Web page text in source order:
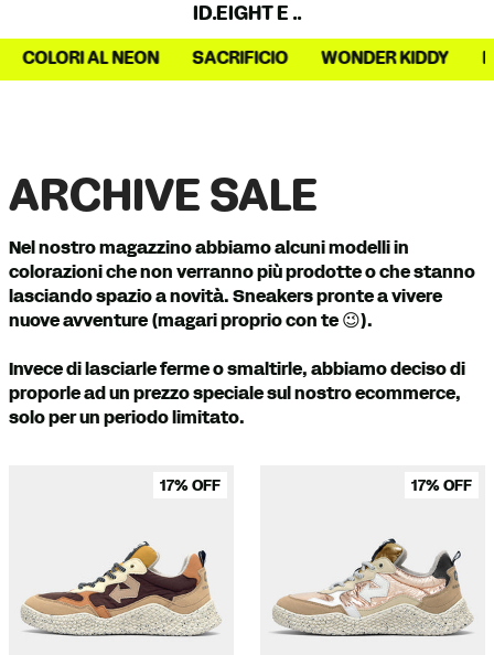
ID.EIGHT È ..
WONDER KIDDY IL 2019 IL SIMBOLO
ARCHIVE SALE
Nel nostro magazzino abbiamo alcuni modelli in
colorazioni che non verranno più prodotte o che stanno
lasciando spazio a novità. Sneakers pronte a vivere
nuove avventure (magari proprio con te 😉).
Invece di lasciarle ferme o smaltirle, abbiamo deciso di
proporle ad un prezzo speciale sul nostro ecommerce,
solo per un periodo limitato.
17% OFF 17% OFF